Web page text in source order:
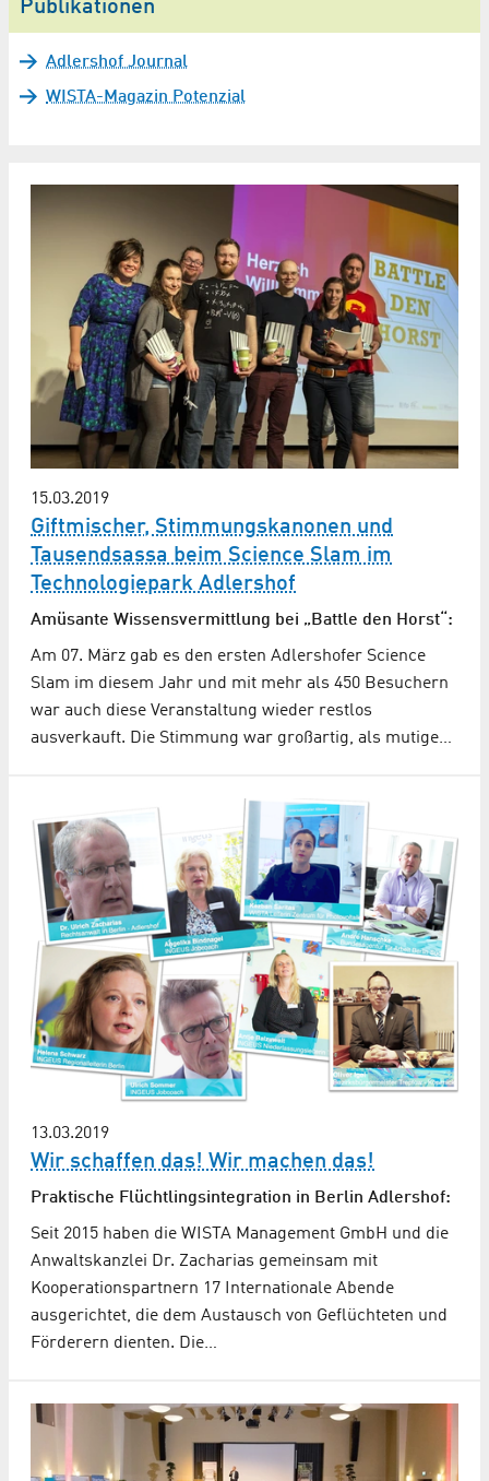
Publikationen
Adlershof Journal
WISTA-Magazin Potenzial
15.03.2019
Giftmischer, Stimmungskanonen und
Tausendsassa beim Science Slam im
Technologiepark Adlershof
Amüsante Wissensvermittlung bei „Battle den Horst“:
Am 07. März gab es den ersten Adlershofer Science
Slam im diesem Jahr und mit mehr als 450 Besuchern
war auch diese Veranstaltung wieder restlos
ausverkauft. Die Stimmung war großartig, als mutige…
13.03.2019
Wir schaffen das! Wir machen das!
Praktische Flüchtlingsintegration in Berlin Adlershof:
Seit 2015 haben die WISTA Management GmbH und die
Anwaltskanzlei Dr. Zacharias gemeinsam mit
Kooperationspartnern 17 Internationale Abende
ausgerichtet, die dem Austausch von Geflüchteten und
Förderern dienten. Die…